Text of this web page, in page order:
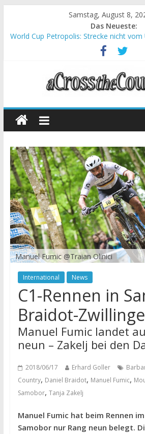
Samstag, August 8,
Das Neueste:
World Cup Petropolis: Strecke nicht
Krumbach und Obergessertshausen:
Supercup Massi Banyoles: Siege für
Halbzeit beim Andalucia Bike Race:
Chelva: Schweizer Doppelsieg beim
Manuel Fumic @Traian Olinici
International News
C1-Rennen in
Braidot-
Manuel Fumic landet
neun – Zakelj bei den
2018/06/17 Erhard Goller
Country, Daniel Braidot, Manuel Fumic,
Samobor, Tanja Zakelj
Manuel Fumic hat beim Rennen
Samobor nur Rang neun belegt.